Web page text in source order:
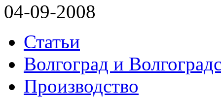
04-09-2008
Статьи
Волгоград и
Производство